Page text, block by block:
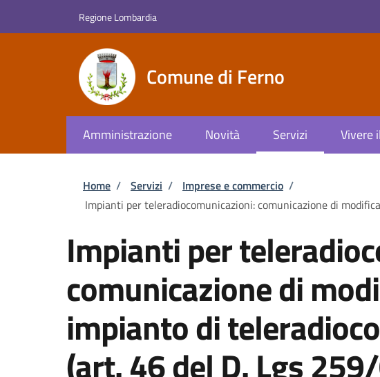
Regione Lombardia
Comune di Ferno
Amministrazione Novità Servizi Vivere
Briciole di pane
Home / Servizi / Imprese e commercio /
Impianti per teleradiocomunicazioni: comunicazione di
Impianti per
comunicazione di
impianto di
(art. 46 del D. Lgs